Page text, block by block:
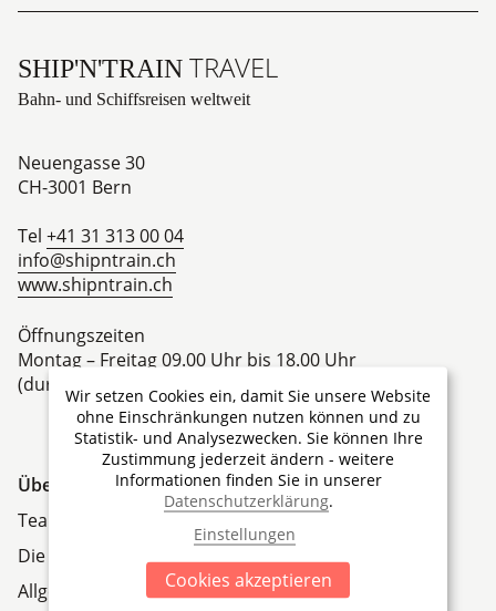
SHIP'N'TRAIN TRAVEL
Bahn- und Schiffsreisen weltweit
Neuengasse 30
CH-3001 Bern
Tel +41 31 313 00 04
info@shipntrain.ch
www.shipntrain.ch
Öffnungszeiten
Montag – Freitag 09.00 Uhr bis 18.00 Uhr
(durchgehend per Telefon oder E-Mail)
Über Ship'N'Train Travel
Team
Die Firmengruppe
Allgemeine Geschäftsbedingungen
Wir setzen Cookies ein, damit Sie unsere Website
ohne Einschränkungen nutzen können und zu
Statistik- und Analysezwecken. Sie können Ihre
Zustimmung jederzeit ändern - weitere
Informationen finden Sie in unserer
Datenschutzerklärung.
Einstellungen
Cookies akzeptieren